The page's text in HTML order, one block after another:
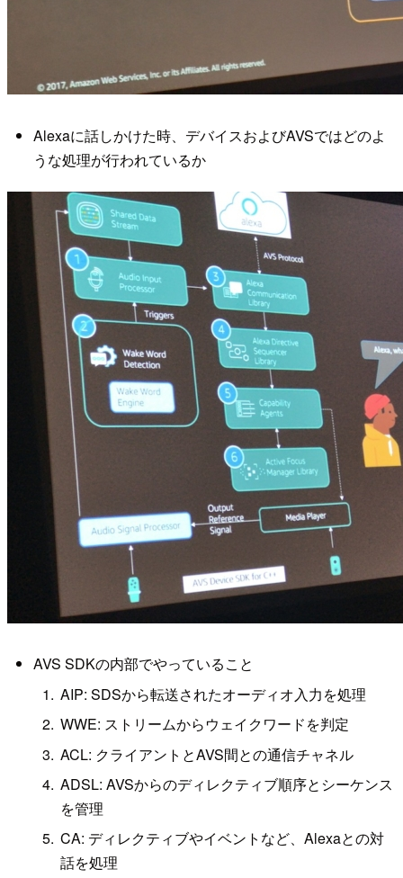
Alexaに話しかけた時、デバイスおよびAVSではどのよ
うな処理が行われているか
AVS SDKの内部でやっていること
AIP: SDSから転送されたオーディオ入力を処理
WWE: ストリームからウェイクワードを判定
ACL: クライアントとAVS間との通信チャネル
ADSL: AVSからのディレクティブ順序とシーケンス
を管理
CA: ディレクティブやイベントなど、Alexaとの対
話を処理